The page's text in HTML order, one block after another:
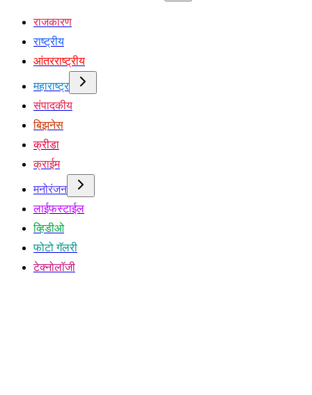
राजकारण
राष्ट्रीय
आंतरराष्ट्रीय
महाराष्ट्र
संपादकीय
बिझनेस
क्रीडा
क्राईम
मनोरंजन
लाईफस्टाईल
व्हिडीओ
फोटो गॅलरी
टेक्नोलॉजी